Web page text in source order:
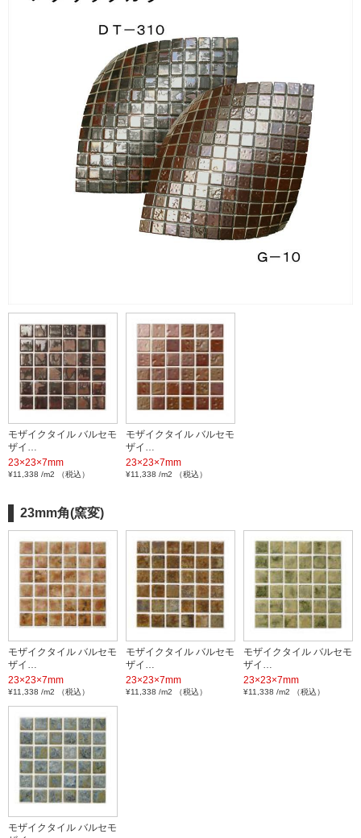
モザイクタイル バルセモ
ザイ…
23×23×7mm
¥11,338 /m2 （税込）
モザイクタイル バルセモ
ザイ…
23×23×7mm
¥11,338 /m2 （税込）
23mm角(窯変)
モザイクタイル バルセモ
ザイ…
23×23×7mm
¥11,338 /m2 （税込）
モザイクタイル バルセモ
ザイ…
23×23×7mm
¥11,338 /m2 （税込）
モザイクタイル バルセモ
ザイ…
23×23×7mm
¥11,338 /m2 （税込）
モザイクタイル バルセモ